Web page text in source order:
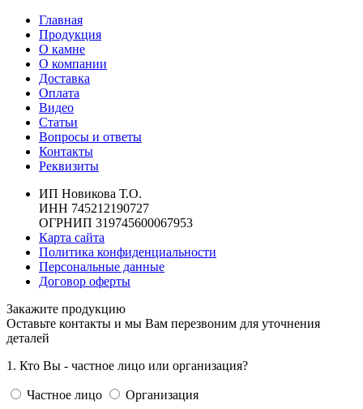
Главная
Продукция
О камне
О компании
Доставка
Оплата
Видео
Статьи
Вопросы и ответы
Контакты
Реквизиты
ИП Новикова Т.О.
ИНН 745212190727
ОГРНИП 319745600067953
Карта сайта
Политика конфиденциальности
Персональные данные
Договор оферты
Закажите продукцию
Оставьте контакты и мы Вам перезвоним для уточнения
деталей
1. Кто Вы - частное лицо или организация?
Частное лицо
Организация